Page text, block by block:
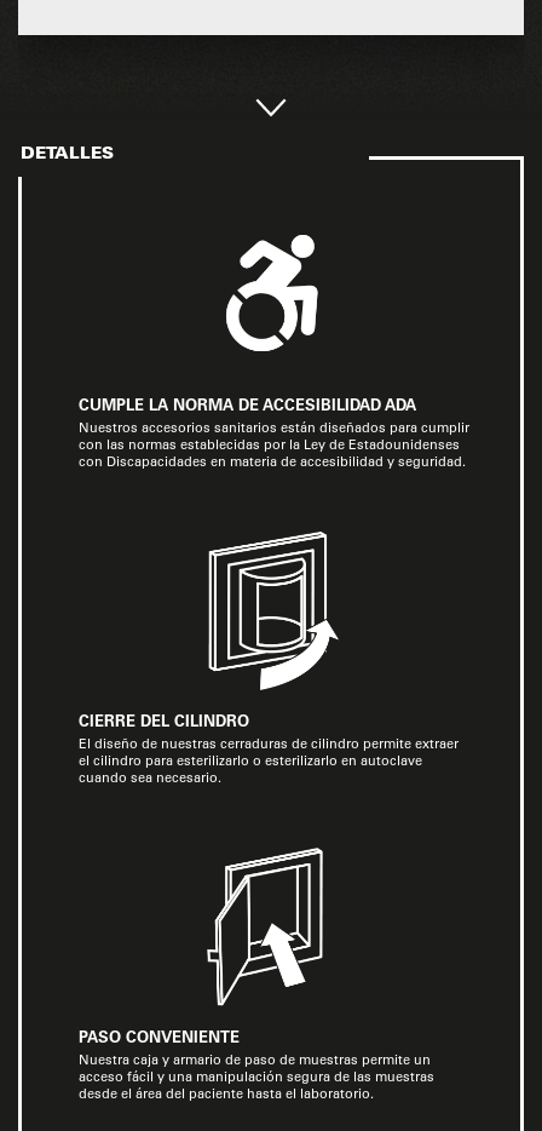
DETALLES
CUMPLE LA NORMA DE ACCESIBILIDAD ADA
Nuestros accesorios sanitarios están diseñados para cumplir
con las normas establecidas por la Ley de Estadounidenses
con Discapacidades en materia de accesibilidad y seguridad.
CIERRE DEL CILINDRO
El diseño de nuestras cerraduras de cilindro permite extraer
el cilindro para esterilizarlo o esterilizarlo en autoclave
cuando sea necesario.
PASO CONVENIENTE
Nuestra caja y armario de paso de muestras permite un
acceso fácil y una manipulación segura de las muestras
desde el área del paciente hasta el laboratorio.